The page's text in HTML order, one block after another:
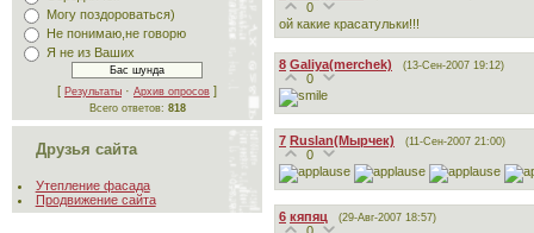
Могу поздороваться)
Не понимаю,не говорю
Я не из Ваших
[ Результаты · Архив опросов ]
Всего ответов: 818
Друзья сайта
Утепление фасада
Продвижение сайта
0
ой какие красатульки!!!
8 Galiya(merchek) (13-Сен-2007 19:12)
0
7 Ruslan(Мырчек) (11-Сен-2007 21:00)
0
6 кяпяц (29-Авг-2007 18:57)